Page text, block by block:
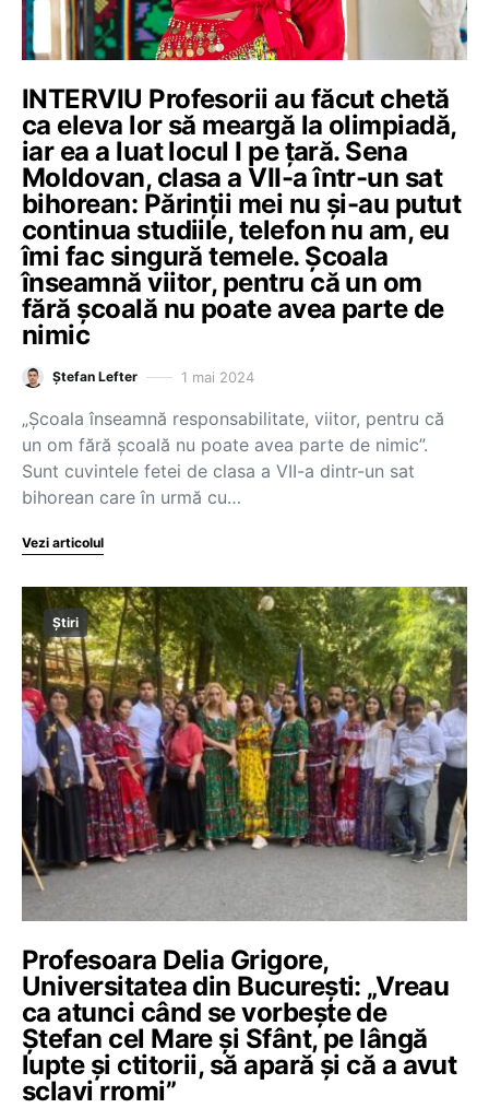
INTERVIU Profesorii au făcut chetă
ca eleva lor să meargă la olimpiadă,
iar ea a luat locul I pe țară. Sena
Moldovan, clasa a VII-a într-un sat
bihorean: Părinții mei nu și-au putut
continua studiile, telefon nu am, eu
îmi fac singură temele. Școala
înseamnă viitor, pentru că un om
fără școală nu poate avea parte de
nimic
Ștefan Lefter 1 mai 2024
„Școala înseamnă responsabilitate, viitor, pentru că
un om fără școală nu poate avea parte de nimic”.
Sunt cuvintele fetei de clasa a VII-a dintr-un sat
bihorean care în urmă cu…
Vezi articolul
Știri
Profesoara Delia Grigore,
Universitatea din București: „Vreau
ca atunci când se vorbește de
Ștefan cel Mare și Sfânt, pe lângă
lupte și ctitorii, să apară și că a avut
sclavi rromi”